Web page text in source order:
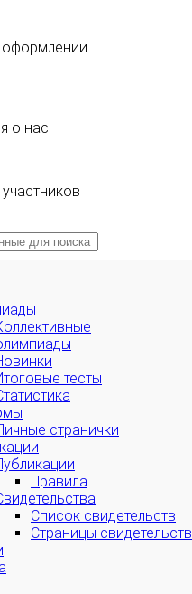
оформлении
о нас
тесты
странички
Правила
Список свидетельств
Страницы свидетельств